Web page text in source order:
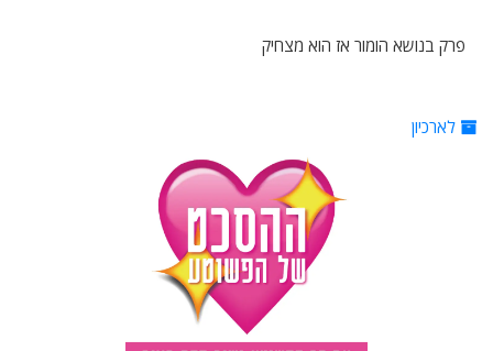
פרק בנושא הומור אז הוא מצחיק
לארכיון